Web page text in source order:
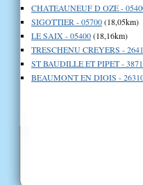
CHATEAUNEUF D OZE -
SIGOTTIER - 05700(18,05km)
LE SAIX - 05400(18,16km)
TRESCHENU CREYERS -
ST BAUDILLE ET PIPET -
BEAUMONT EN DIOIS -